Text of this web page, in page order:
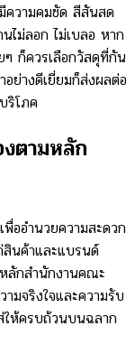
วามคมชัด สีสันสด
ไม่ลอก ไม่เบลอ หาก
ๆ ก็ควรเลือกวัสดุที่กัน
ย่างดีเยี่ยมก็ส่งผลต่อ
ริโภค
ตามหลัก
ออำนวยความสะดวก
สินค้าและแบรนด์
ลักสำนักงานคณะ
มจริงใจและความรับ
ให้ครบถ้วนบนฉลาก